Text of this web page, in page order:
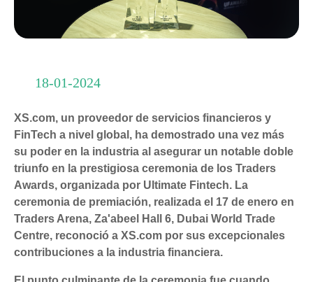
18-01-2024
XS.com, un proveedor de servicios financieros y
FinTech a nivel global, ha demostrado una vez más
su poder en la industria al asegurar un notable doble
triunfo en la prestigiosa ceremonia de los Traders
Awards, organizada por Ultimate Fintech. La
ceremonia de premiación, realizada el 17 de enero en
Traders Arena, Za'abeel Hall 6, Dubai World Trade
Centre, reconoció a XS.com por sus excepcionales
contribuciones a la industria financiera.